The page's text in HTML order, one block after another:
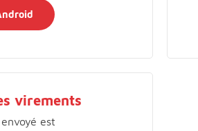
virements
est